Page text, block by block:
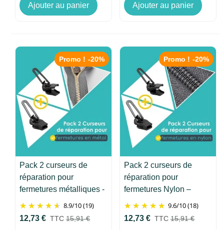
Ajouter au panier Ajouter au panier
Promo ! -20%
Pack 2 curseurs de
réparation pour
fermetures métalliques -
Clip&Zip
8.9/10(19)
12,73 € TTC 15,91 €
Promo ! -20%
Pack 2 curseurs de
réparation pour
fermetures Nylon –
Clip&Zip
9.6/10(18)
12,73 € TTC 15,91 €